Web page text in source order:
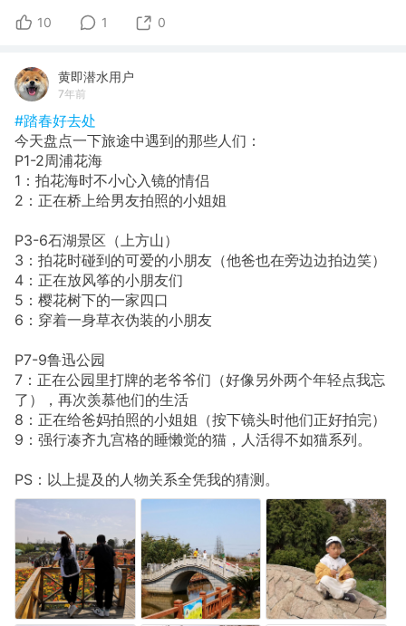
10 1 0
黄即潜水用户
7年前
#踏春好去处
今天盘点一下旅途中遇到的那些人们：
P1-2周浦花海
1：拍花海时不小心入镜的情侣
2：正在桥上给男友拍照的小姐姐
P3-6石湖景区（上方山）
3：拍花时碰到的可爱的小朋友（他爸也在旁边边拍边笑）
4：正在放风筝的小朋友们
5：樱花树下的一家四口
6：穿着一身草衣伪装的小朋友
P7-9鲁迅公园
7：正在公园里打牌的老爷爷们（好像另外两个年轻点我忘
了），再次羡慕他们的生活
8：正在给爸妈拍照的小姐姐（按下镜头时他们正好拍完）
9：强行凑齐九宫格的睡懒觉的猫，人活得不如猫系列。
PS：以上提及的人物关系全凭我的猜测。